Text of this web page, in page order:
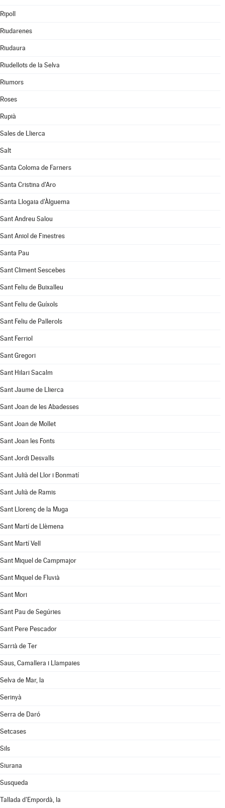
Ripoll
Riudarenes
Riudaura
Riudellots de la Selva
Riumors
Roses
Rupià
Sales de Llierca
Salt
Santa Coloma de Farners
Santa Cristina d'Aro
Santa Llogaia d'Àlguema
Sant Andreu Salou
Sant Aniol de Finestres
Santa Pau
Sant Climent Sescebes
Sant Feliu de Buixalleu
Sant Feliu de Guíxols
Sant Feliu de Pallerols
Sant Ferriol
Sant Gregori
Sant Hilari Sacalm
Sant Jaume de Llierca
Sant Joan de les Abadesses
Sant Joan de Mollet
Sant Joan les Fonts
Sant Jordi Desvalls
Sant Julià del Llor i Bonmatí
Sant Julià de Ramis
Sant Llorenç de la Muga
Sant Martí de Llèmena
Sant Martí Vell
Sant Miquel de Campmajor
Sant Miquel de Fluvià
Sant Mori
Sant Pau de Segúries
Sant Pere Pescador
Sarrià de Ter
Saus, Camallera i Llampaies
Selva de Mar, la
Serinyà
Serra de Daró
Setcases
Sils
Siurana
Susqueda
Tallada d'Empordà, la